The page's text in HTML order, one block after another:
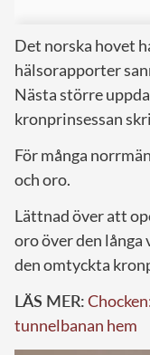
Det norska hovet
hälsorapporter
Nästa större
kronprinsessan
För många
och oro.
Lättnad över att
oro över den
den omtyckta
LÄS MER:
tunnelbanan hem